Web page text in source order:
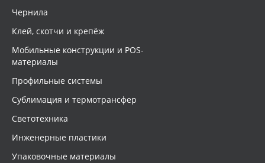
Чернила
Клей, скотчи и крепёж
Мобильные конструкции и POS-
материалы
Профильные системы
Сублимация и термотрансфер
Светотехника
Инженерные пластики
Упаковочные материалы